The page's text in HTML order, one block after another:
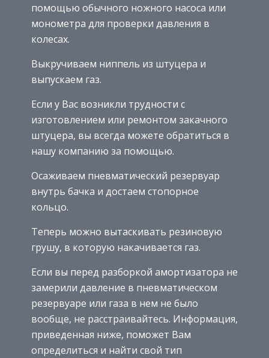
помощью обычного ножного насоса или
монометра для проверки давления в
колесах.
Выкручиваем ниппель из штуцера и
выпускаем газ.
Если у Вас возникли трудности с
изготовлением или ремонтом закачного
штуцера, вы всегда можете обратиться в
нашу компанию за помощью.
Осаживаем пневматический резервуар
внутрь бачка и достаем стопорное
кольцо.
Теперь можно вытаскивать резиновую
грушу, в которую накачивается газ.
Если вы перед разборкой амортизатора не
замерили давление в пневматическом
резервуаре или газа в нем не было
вообще, не расстраивайтесь. Информация,
приведенная ниже, поможет Вам
определиться и найти свой тип